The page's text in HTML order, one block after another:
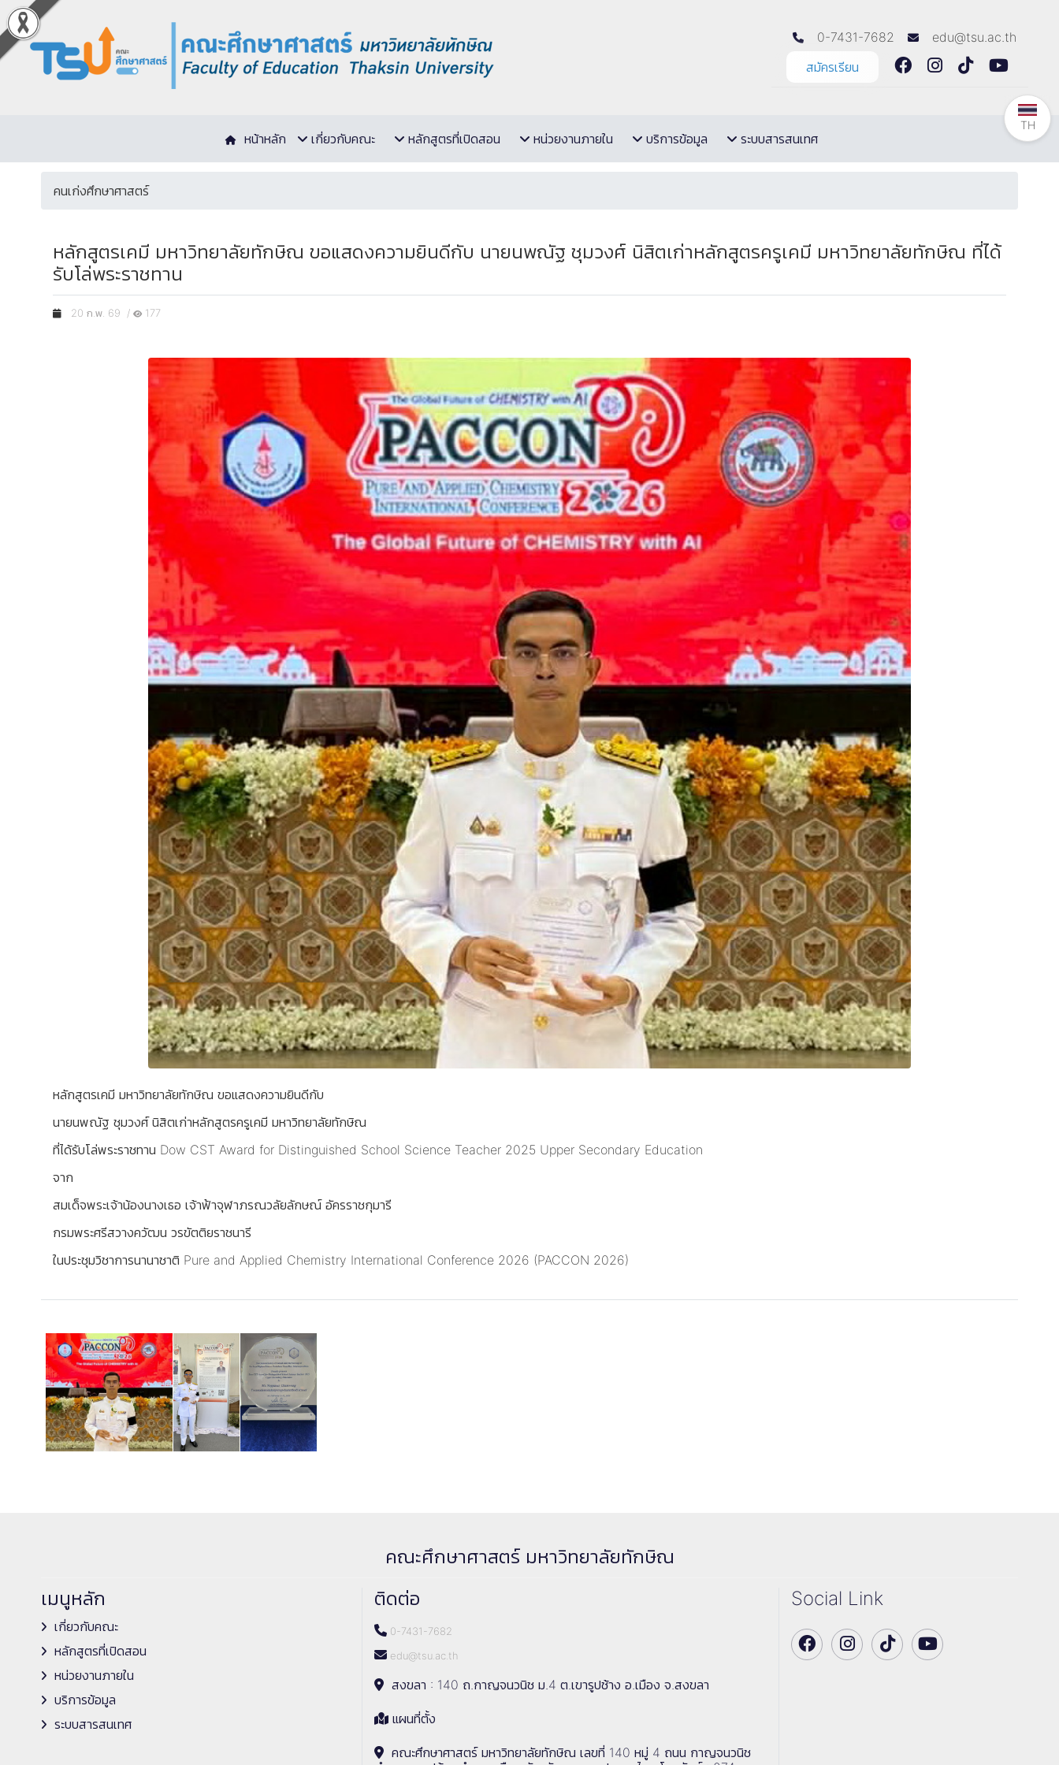
0-7431-7682
edu@tsu.ac.th
สมัครเรียน
หน้าหลัก เกี่ยวกับคณะ หลักสูตรที่เปิดสอน หน่วยงานภายใน บริการข้อมูล ระบบสารสนเทศ
คนเก่งศึกษาศาสตร์
หลักสูตรเคมี มหาวิทยาลัยทักษิณ ขอแสดงความยินดีกับ นายนพณัฐ ชุมวงศ์ นิสิตเก่าหลักสูตรครูเคมี มหาวิทยาลัยทักษิณ ที่ได้
รับโล่พระราชทาน
20 ก.พ. 69 / 177
หลักสูตรเคมี มหาวิทยาลัยทักษิณ ขอแสดงความยินดีกับ
นายนพณัฐ ชุมวงศ์ นิสิตเก่าหลักสูตรครูเคมี มหาวิทยาลัยทักษิณ
ที่ได้รับโล่พระราชทาน Dow CST Award for Distinguished School Science Teacher 2025 Upper Secondary Education
จาก
สมเด็จพระเจ้าน้องนางเธอ เจ้าฟ้าจุฬาภรณวลัยลักษณ์ อัครราชกุมารี
กรมพระศรีสวางควัฒน วรขัตติยราชนารี
ในประชุมวิชาการนานาชาติ Pure and Applied Chemistry International Conference 2026 (PACCON 2026)
คณะศึกษาศาสตร์ มหาวิทยาลัยทักษิณ
เมนูหลัก
เกี่ยวกับคณะ
หลักสูตรที่เปิดสอน
หน่วยงานภายใน
บริการข้อมูล
ระบบสารสนเทศ
ติดต่อ
0-7431-7682
edu@tsu.ac.th
สงขลา : 140 ถ.กาญจนวนิช ม.4 ต.เขารูปช้าง อ.เมือง จ.สงขลา
แผนที่ตั้ง
คณะศึกษาศาสตร์ มหาวิทยาลัยทักษิณ เลขที่ 140 หมู่ 4 ถนน กาญจนวนิช
Social Link
TH